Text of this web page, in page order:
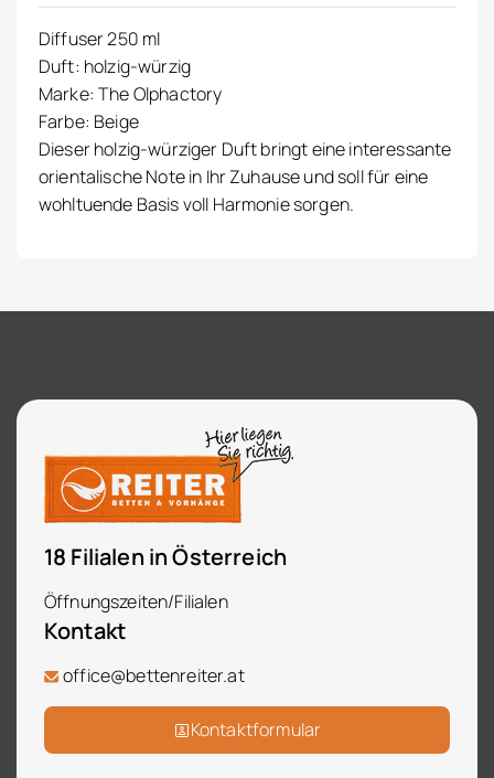
Diffuser 250 ml
Duft: holzig-würzig
Marke: The Olphactory
Farbe: Beige
Dieser holzig-würziger Duft bringt eine interessante
orientalische Note in Ihr Zuhause und soll für eine
wohltuende Basis voll Harmonie sorgen.
18 Filialen in Österreich
Öffnungszeiten/Filialen
Kontakt
office@bettenreiter.at
Kontaktformular